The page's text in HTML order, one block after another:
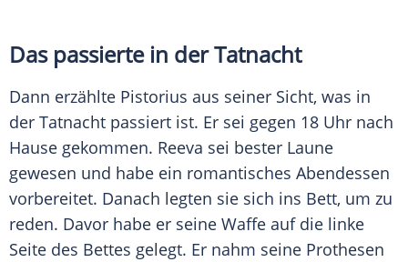
Das passierte in derTatnacht
Dann erzählte Pistorius aus seiner Sicht, was in
der Tatnacht passiert ist. Er sei gegen 18 Uhr nach
Hause gekommen. Reeva sei bester Laune
gewesen und habe ein romantisches Abendessen
vorbereitet. Danach legten sie sich ins Bett, um zu
reden. Davor habe er seine Waffe auf die linke
Seite des Bettes gelegt. Er nahm seine Prothesen